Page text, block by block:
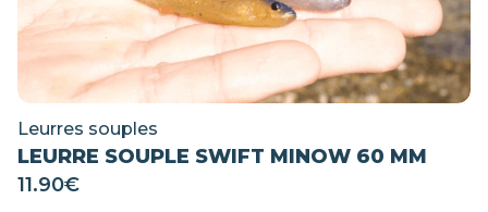
Leurres souples
LEURRE SOUPLE SWIFT MINOW 60 MM
11.90€